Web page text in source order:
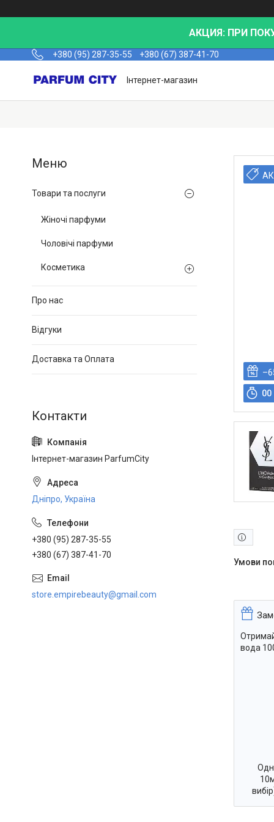
АКЦИЯ: ПРИ
+380 (95) 287-35-55 +380 (67) 387-41-70
Інтернет-магазин
00
вода
Товари та послуги
Жіночі парфуми
Чоловічі парфуми
Косметика
Про нас
Відгуки
Доставка та Оплата
Інтернет-магазин ParfumCity
Дніпро, Україна
+380 (95) 287-35-55
+380 (67) 387-41-70
store.empirebeauty@gmail.com